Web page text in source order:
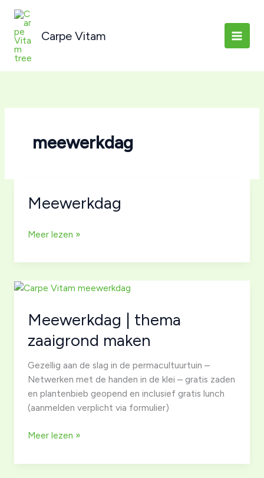
naar
inhoud
Carpe Vitam
meewerkdag
Meewerkdag
Meewerkdag
Meer lezen »
Meewerkdag | thema
zaaigrond maken
Gezellig aan de slag in de permacultuurtuin –
Netwerken met de handen in de klei – gratis zaden
en plantenbieb geopend en inclusief gratis lunch
(aanmelden verplicht via formulier)
Meewerkdag
thema
Meer lezen »